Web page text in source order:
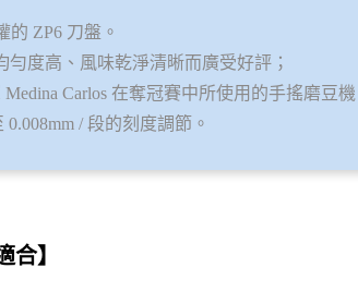
的 ZP6 刀盤。
度高、風味乾淨清晰而廣受好評；
Carlos 在奪冠賽中所使用的手搖磨豆機
/ 段的刻度調節。
合】